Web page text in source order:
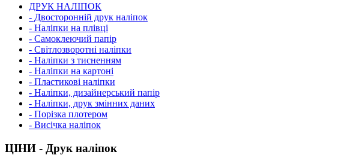
ДРУК НАЛІПОК
- Двосторонній друк наліпок
- Наліпки на плівці
- Самоклеючий папір
- Світлозворотні наліпки
- Наліпки з тисненням
- Наліпки на картоні
- Пластикові наліпки
- Наліпки, дизайнерський папір
- Наліпки, друк змінних даних
- Порізка плотером
- Висічка наліпок
ЦІНИ - Друк наліпок